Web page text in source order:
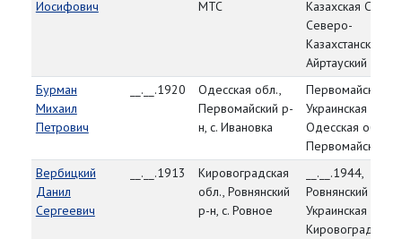
Иосифович
МТС
Казахская ССР,
Северо-
Казахстанская
Айртауский р-н
Бурман
Михаил
Петрович
__.__.1920
Одесская обл.,
Первомайский р-
н, с. Ивановка
Первомайский
Украинская ССР,
Одесская обл.,
Первомайский
Вербицкий
Данил
Сергеевич
__.__.1913
Кировоградская
обл., Ровнянский
р-н, с. Ровное
__.__.1944,
Ровнянский РВК,
Украинская ССР,
Кировоградская